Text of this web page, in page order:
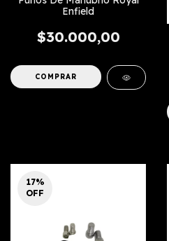
Enfield
$30.000,00
COMPRAR
17%
OFF